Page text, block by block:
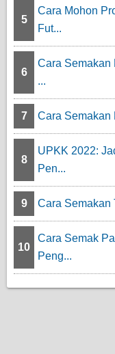
5
Cara Mohon
Fut...
6
Cara Semakan
...
7 Cara Semakan
8
UPKK 2022:
Pen...
9 Cara Semakan
10
Cara Semak
Peng...